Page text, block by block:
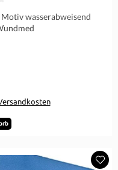
wasserabweisend
Preis: